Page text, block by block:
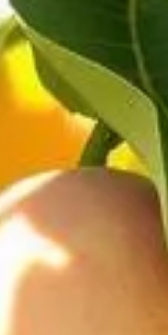
pêchers et la qualité de leurs récoltes.
Parmi celles-ci, une méthode
le scepticisme. Dans cet article, nous nous
tenace pour vous offrir des pistes fiables.
coquilles d’œufs
populaires. L'idée derrière cette
réduire l'attrait des arbres pour les spores
le fruit de traditions transmises de
soutenir cette observation, il est
pourraient avoir un impact dissuasif sur
sur l'anecdote que sur des études
limites. Le principal inconvénient
à la cloque, telles que l'humidité